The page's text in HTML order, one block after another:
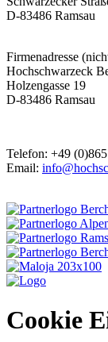
D-83486 Ramsau
Firmenadresse
Hochschwarzeck
Holzengasse 19
D-83486 Ramsau
Telefon: +49
Email:
Cookie